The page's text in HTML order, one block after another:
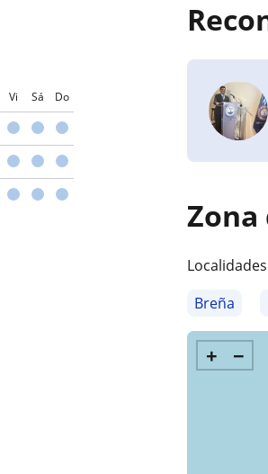
Vi Sá Do
Zona
Breña
+ −